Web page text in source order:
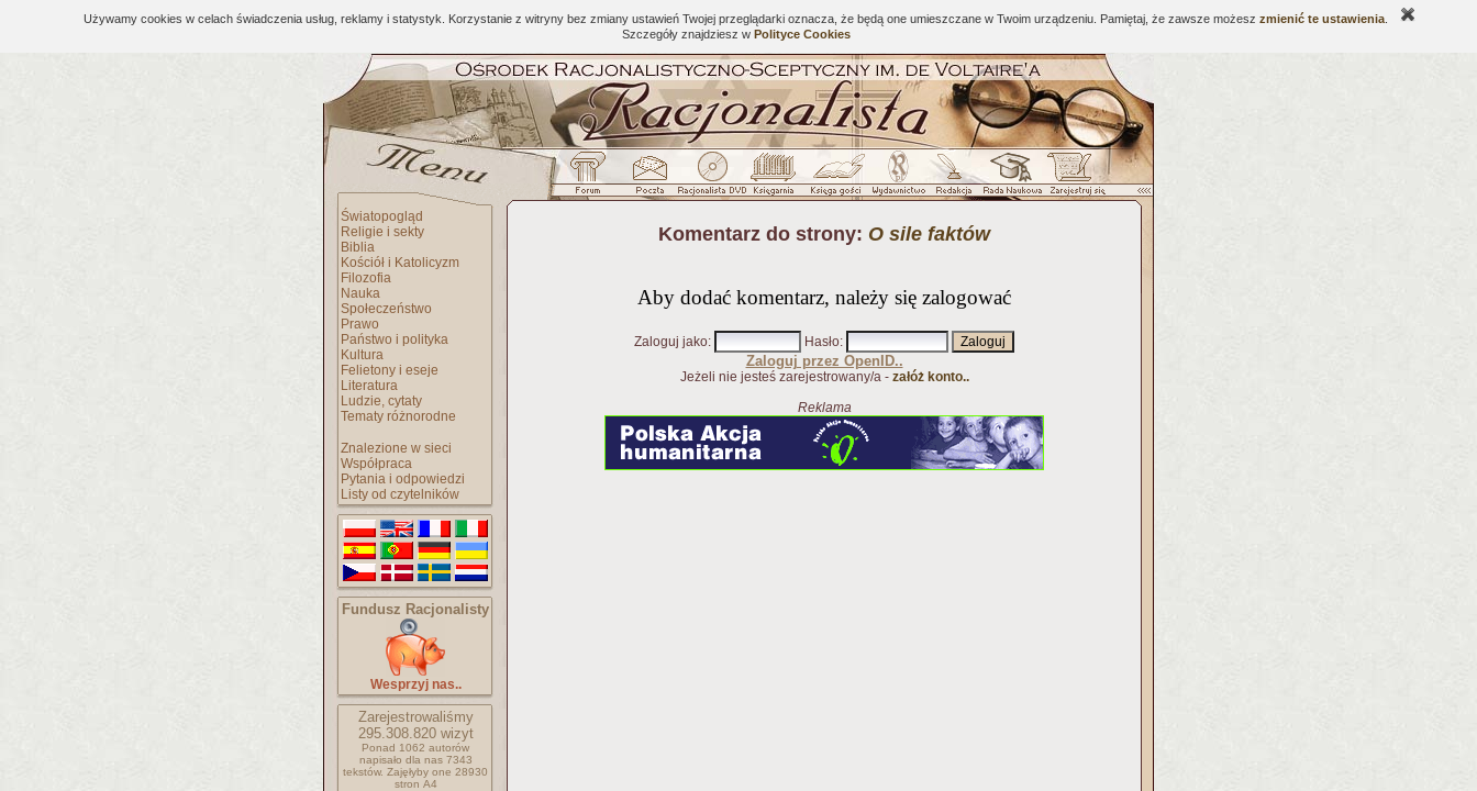
Używamy cookies w celach świadczenia usług, reklamy i statystyk. Korzystanie z witryny bez zmiany ustawień Twojej przeglądarki oznacza, że będą one umieszczane w Twoim urządzeniu. Pamiętaj, że zawsze możesz zmienić te ustawienia
Szczegóły znajdziesz w Polityce Cookies
Światopogląd
Religie i sekty
Biblia
Kościół i Katolicyzm
Filozofia
Nauka
Społeczeństwo
Prawo
Państwo i polityka
Kultura
Felietony i eseje
Literatura
Ludzie, cytaty
Tematy różnorodne
Znalezione w sieci
Współpraca
Pytania i odpowiedzi
Listy od czytelników
Fundusz Racjonalisty
Wesprzyj nas..
Zarejestrowaliśmy
295.308.820wizyt
Ponad 1062 autorów
napisało dla nas 7343
tekstów. Zajęłyby one 28930
stron A4
Komentarz do strony: O sile faktów
Aby dodać komentarz, należy się zalogować
Zaloguj jako: Hasło:
Zaloguj przez OpenID..
Jeżeli nie jesteś zarejestrowany/a - załóż konto..
Reklama